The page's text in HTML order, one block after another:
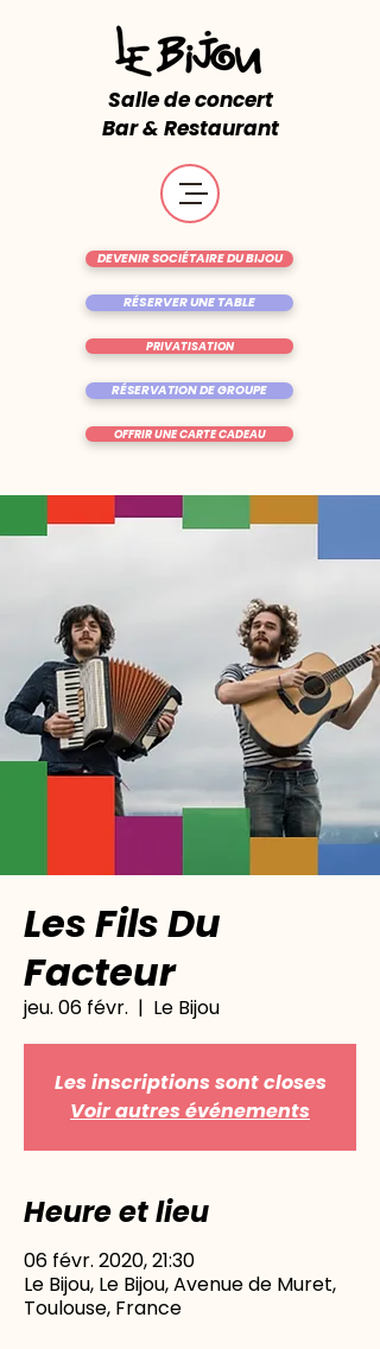
Salle de concert
Bar & Restaurant
RÉSERVER UNE TABLE
OFFRIR UNE CARTE CADEAU
DEVENIR SOCIÉTAIRE DU BIJOU
RÉSERVATION DE GROUPE
PRIVATISATION
Les Fils Du
Facteur
jeu. 06 févr.
  |
Le Bijou
Les inscriptions sont closes
Voir autres événements
Heure et lieu
06 févr. 2020, 21:30
Le Bijou, Le Bijou, Avenue de Muret,
Toulouse, France